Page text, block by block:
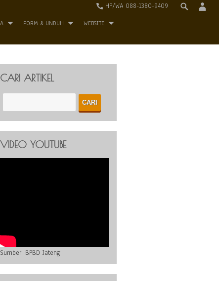
HP/WA 088-1380-9409
FORM & UNDUH WEBSITE
CARI ARTIKEL
VIDEO YOUTUBE
Sumber: BPBD Jateng